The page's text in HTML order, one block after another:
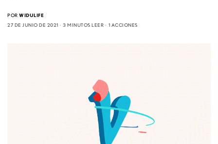
POR WIDULIFE
27 DE JUNIO DE 2021
3 MINUTOS LEER 1 ACCIONES